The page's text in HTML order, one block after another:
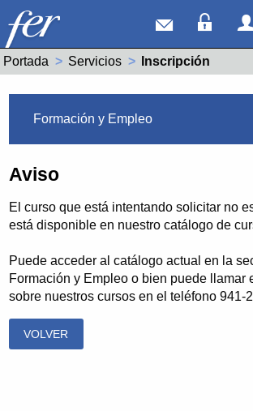
Correo
Portada Servicios Actual:
Inscripción
Formación y Empleo
Aviso
El curso que está intentando solicitar no
está disponible en nuestro catálogo de
Puede acceder al catálogo actual en la
Formación y Empleo o bien puede llamar
sobre nuestros cursos en el teléfono 941-
VOLVER